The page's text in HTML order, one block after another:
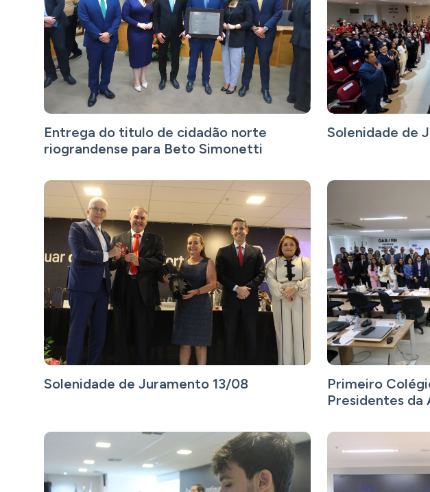
Entrega do titulo de cidadão norte
riograndense para Beto Simonetti
Solenidade de
Solenidade de Juramento 13/08
Primeiro
Presidentes da